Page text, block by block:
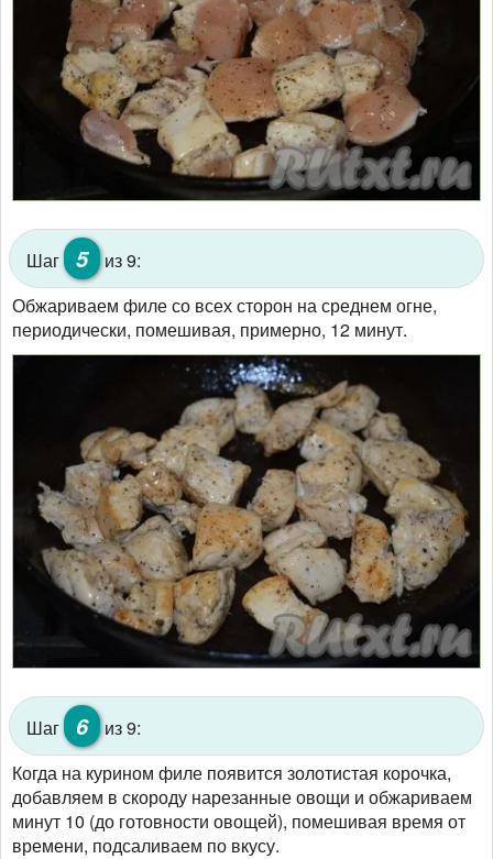
Шаг 5
из 9:
Обжариваем филе со всех сторон на среднем огне,
периодически, помешивая, примерно, 12 минут.
Шаг 6
из 9:
Когда на курином филе появится золотистая корочка,
добавляем в скороду нарезанные овощи и обжариваем
минут 10 (до готовности овощей), помешивая время от
времени, подсаливаем по вкусу.